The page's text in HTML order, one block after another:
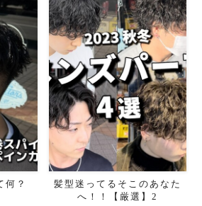
何？
髪型迷ってるそこのあなた
へ！！【厳選】2